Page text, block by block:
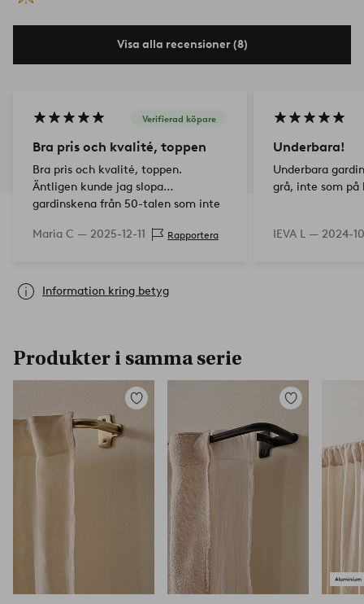
Visa alla recensioner (8)
Verifierad köpare
Bra pris och kvalité, toppen
Bra pris och kvalité, toppen.
Äntligen kunde jag slopa
gardinskena från 50-talen som inte
Maria C — 2025-12-11 Rapportera
Underbara!
Underbara
grå, inte som på
IEVA L — 2024-
Information kring betyg
Produkter i samma serie
Lägg
i
favoriter
Lägg
i
favoriter